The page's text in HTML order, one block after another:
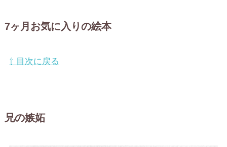
7ヶ月お気に入りの絵本
⇧ 目次に戻る
兄の嫉妬